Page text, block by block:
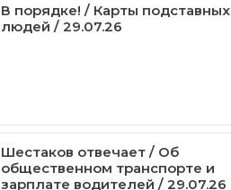
В порядке! / Карты подставных
людей / 29.07.26
Шестаков отвечает / Об
общественном транспорте и
зарплате водителей / 29.07.26